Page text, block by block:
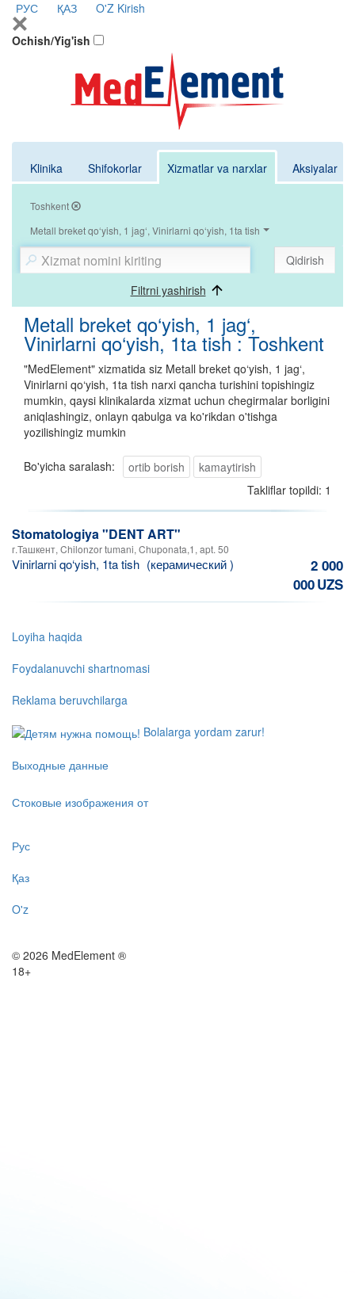
РУС ҚАЗ O'Z Kirish
Ochish/Yig'ish
Klinika Shifokorlar Xizmatlar va narxlar Aksiyalar
Toshkent
Metall breket qo‘yish, 1 jag‘, Vinirlarni qo‘yish, 1ta tish
Qidirish
Filtrni yashirish
Metall breket qo‘yish, 1 jag‘,
Vinirlarni qo‘yish, 1ta tish : Toshkent
"MedElement" xizmatida siz Metall breket qo‘yish, 1 jag‘,
Vinirlarni qo‘yish, 1ta tish narxi qancha turishini topishingiz
mumkin, qaysi klinikalarda xizmat uchun chegirmalar borligini
aniqlashingiz, onlayn qabulga va ko'rikdan o'tishga
yozilishingiz mumkin
Bo'yicha saralash: ortib borish
kamaytirish
Takliflar topildi: 1
Stomatologiya "DENT ART"
г.Ташкент, Chilonzor tumani, Chuponata,1, apt. 50
Vinirlarni qo‘yish, 1ta tish (керамический )
2 000
000UZS
Loyiha haqida
Foydalanuvchi shartnomasi
Reklama beruvchilarga
Bolalarga yordam zarur!
Выходные данные
Стоковые изображения от
Рус
Қаз
O'z
© 2026 MedElement ®
18+